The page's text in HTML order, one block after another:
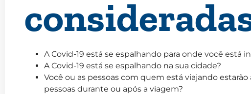
A Covid-19 está se espalhando para onde você está
A Covid-19 está se espalhando na sua cidade?
Você ou as pessoas com quem está viajando
pessoas durante ou após a viagem?